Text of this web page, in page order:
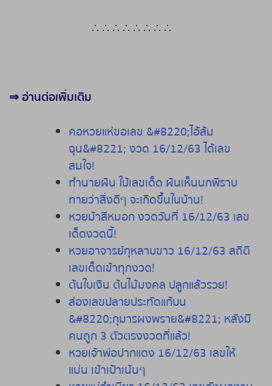
∴ ∴ ∴ ∴ ∴ ∴ ∴ ∴
⇒อ่านต่อเพิ่มเติม
คอหวยแห่ขอเลข &#8220;ไอ้ส้ม
ฉุน&#8221; งวด 16/12/63 ได้เลข
สมใจ!
ทำนายฝัน ใบ้เลขเด็ด ฝันเห็นนกพิราบ
ทายว่าสิ่งดีๆ จะเกิดขึ้นในบ้าน!
หวยม้าสีหมอก งวดวันที่ 16/12/63 เลข
เด็ดงวดนี้!
หวยอาจารย์กุหลาบขาว 16/12/63 สถิติ
เลขเด็ดเข้าทุกงวด!
ต้นใบเงิน ต้นไม้มงคล ปลูกแล้วรวย!
ส่องเลขปลายประทัดแก้บน
&#8220;กุมารผงพราย&#8221; หลังมี
คนถูก 3 ตัวตรงงวดที่แล้ว!
หวยเจ้าพ่อปากแดง 16/12/63 เลขให้
แม่น เข้าเป้าเน้นๆ